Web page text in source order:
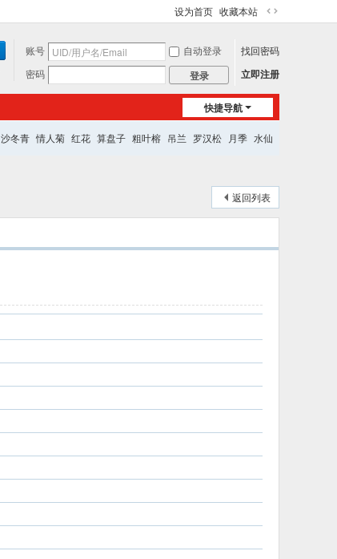
设为首页 收藏本站
切
到
宽
版
账号 自动登录
找回密码
密码
登录 立即注册
快捷导航
沙冬青 情人菊 红花 算盘子 粗叶榕 吊兰 罗汉松 月季 水仙
返回列表